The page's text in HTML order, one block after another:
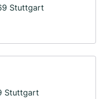
Stuttgart
Stuttgart